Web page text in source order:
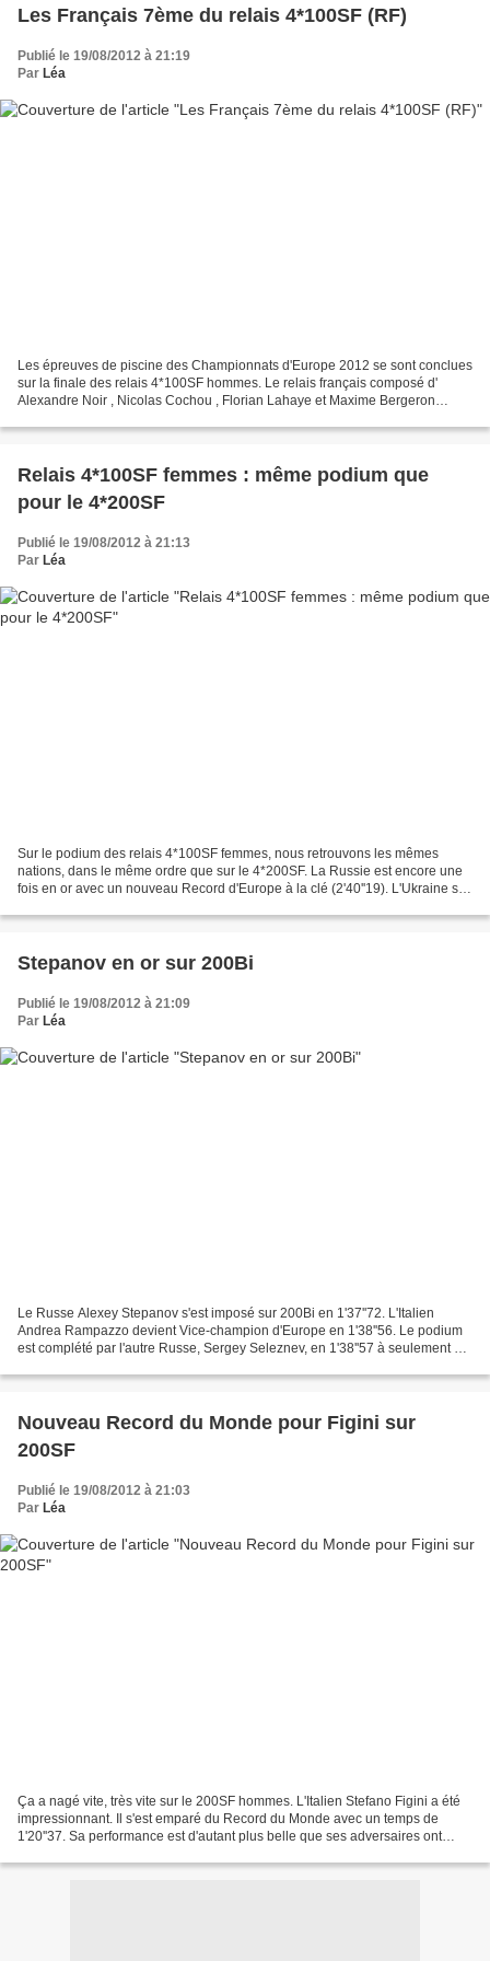
Les Français 7ème du relais 4*100SF (RF)
Publié le 19/08/2012 à 21:19
Par Léa
Les épreuves de piscine des Championnats d'Europe 2012 se sont conclues
sur la finale des relais 4*100SF hommes. Le relais français composé d'
Alexandre Noir , Nicolas Cochou , Florian Lahaye et Maxime Bergeron
Relais 4*100SF femmes : même podium que
pour le 4*200SF
Publié le 19/08/2012 à 21:13
Par Léa
Sur le podium des relais 4*100SF femmes, nous retrouvons les mêmes
nations, dans le même ordre que sur le 4*200SF. La Russie est encore une
fois en or avec un nouveau Record d'Europe à la clé (2'40''19). L'Ukraine se
Stepanov en or sur 200Bi
Publié le 19/08/2012 à 21:09
Par Léa
Le Russe Alexey Stepanov s'est imposé sur 200Bi en 1'37''72. L'Italien
Andrea Rampazzo devient Vice-champion d'Europe en 1'38''56. Le podium
est complété par l'autre Russe, Sergey Seleznev, en 1'38''57 à seulement 1
Nouveau Record du Monde pour Figini sur
200SF
Publié le 19/08/2012 à 21:03
Par Léa
Ça a nagé vite, très vite sur le 200SF hommes. L'Italien Stefano Figini a été
impressionnant. Il s'est emparé du Record du Monde avec un temps de
1'20''37. Sa performance est d'autant plus belle que ses adversaires ont